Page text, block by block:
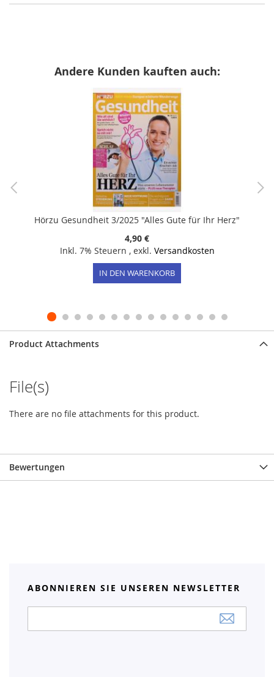
Andere Kunden kauften auch:
Hörzu Gesundheit 3/2025 "Alles Gute für Ihr Herz"
4,90 €
Inkl. 7% Steuern , exkl. Versandkosten
IN DEN WARENKORB
Product Attachments
File(s)
There are no file attachments for this product.
Bewertungen
ABONNIEREN SIE UNSEREN NEWSLETTER
Newsletter: